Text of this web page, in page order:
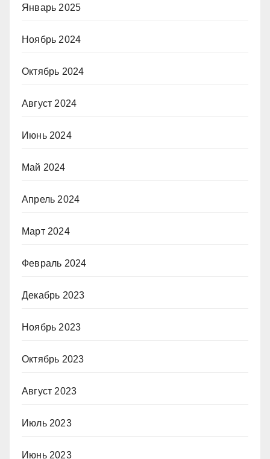
Январь 2025
Ноябрь 2024
Октябрь 2024
Август 2024
Июнь 2024
Май 2024
Апрель 2024
Март 2024
Февраль 2024
Декабрь 2023
Ноябрь 2023
Октябрь 2023
Август 2023
Июль 2023
Июнь 2023